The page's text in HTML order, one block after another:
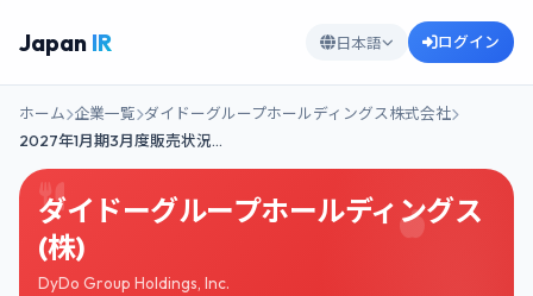
Japan IR 日本語 ログイン
ホーム 企業一覧 ダイドーグループホールディングス株式会社
2027年1月期3月度販売状況…
ダイドーグループホールディングス
(株)
DyDo Group Holdings, Inc.